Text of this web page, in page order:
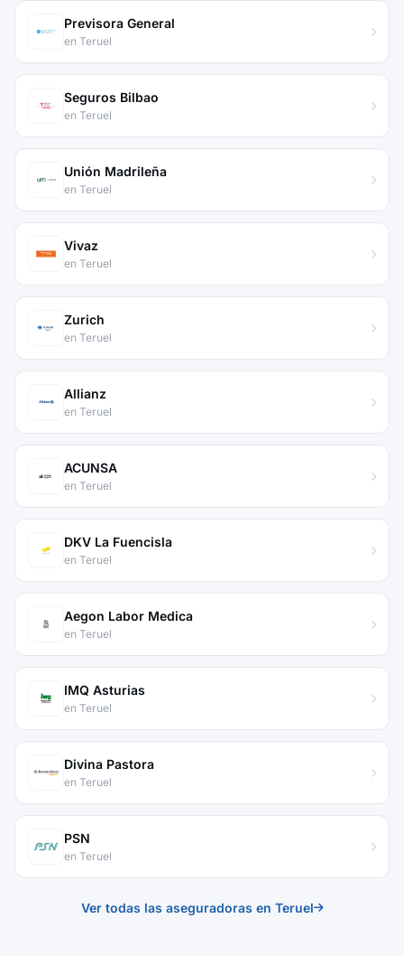
Previsora General
en Teruel
Seguros Bilbao
en Teruel
Unión Madrileña
en Teruel
Vivaz
en Teruel
Zurich
en Teruel
Allianz
en Teruel
ACUNSA
en Teruel
DKV La Fuencisla
en Teruel
Aegon Labor Medica
en Teruel
IMQ Asturias
en Teruel
Divina Pastora
en Teruel
PSN
en Teruel
Ver todas las aseguradoras en Teruel